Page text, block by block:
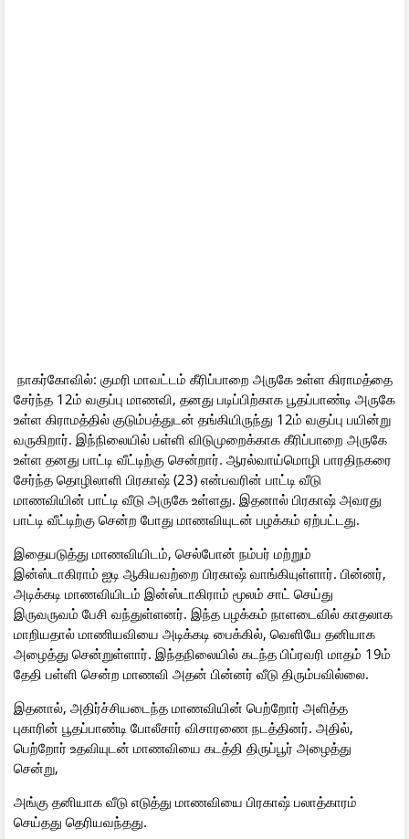
நாகர்கோவில்: குமரி மாவட்டம் கீரிப்பாறை அருகே உள்ள கிராமத்தை
சேர்ந்த 12ம் வகுப்பு மாணவி, தனது படிப்பிற்காக பூதப்பாண்டி அருகே
உள்ள கிராமத்தில் குடும்பத்துடன் தங்கியிருந்து 12ம் வகுப்பு பயின்று
வருகிறார். இந்நிலையில் பள்ளி விடுமுறைக்காக கீரிப்பாறை அருகே
உள்ள தனது பாட்டி வீட்டிற்கு சென்றார். ஆரல்வாய்மொழி பாரதிநகரை
சேர்ந்த தொழிலாளி பிரகாஷ் (23) என்பவரின் பாட்டி வீடு
மாணவியின் பாட்டி வீடு அருகே உள்ளது. இதனால் பிரகாஷ் அவரது
பாட்டி வீட்டிற்கு சென்ற போது மாணவியுடன் பழக்கம் ஏற்பட்டது.
இதையடுத்து மாணவியிடம், செல்போன் நம்பர் மற்றும்
இன்ஸ்டாகிராம் ஐடி ஆகியவற்றை பிரகாஷ் வாங்கியுள்ளார். பின்னர்,
அடிக்கடி மாணவியிடம் இன்ஸ்டாகிராம் மூலம் சாட் செய்து
இருவருவம் பேசி வந்துள்ளனர். இந்த பழக்கம் நாளடைவில் காதலாக
மாறியதால் மாணியவியை அடிக்கடி பைக்கில், வெளியே தனியாக
அழைத்து சென்றுள்ளார். இந்தநிலையில் கடந்த பிப்ரவரி மாதம் 19ம்
தேதி பள்ளி சென்ற மாணவி அதன் பின்னர் வீடு திரும்பவில்லை.
இதனால், அதிர்ச்சியடைந்த மாணவியின் பெற்றோர் அளித்த
புகாரின் பூதப்பாண்டி போலீசார் விசாரணை நடத்தினர். அதில்,
பெற்றோர் உதவியுடன் மாணவியை கடத்தி திருப்பூர் அழைத்து
சென்று,
அங்கு தனியாக வீடு எடுத்து மாணவியை பிரகாஷ் பலாத்காரம்
செய்தது தெரியவந்தது.